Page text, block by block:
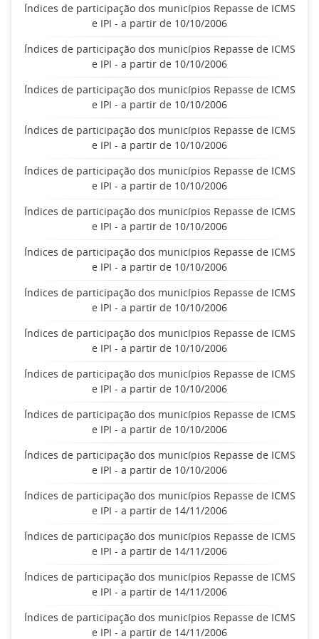
Índices de participação dos municípios Repasse de ICMS
e IPI - a partir de 10/10/2006
Índices de participação dos municípios Repasse de ICMS
e IPI - a partir de 10/10/2006
Índices de participação dos municípios Repasse de ICMS
e IPI - a partir de 10/10/2006
Índices de participação dos municípios Repasse de ICMS
e IPI - a partir de 10/10/2006
Índices de participação dos municípios Repasse de ICMS
e IPI - a partir de 10/10/2006
Índices de participação dos municípios Repasse de ICMS
e IPI - a partir de 10/10/2006
Índices de participação dos municípios Repasse de ICMS
e IPI - a partir de 10/10/2006
Índices de participação dos municípios Repasse de ICMS
e IPI - a partir de 10/10/2006
Índices de participação dos municípios Repasse de ICMS
e IPI - a partir de 10/10/2006
Índices de participação dos municípios Repasse de ICMS
e IPI - a partir de 10/10/2006
Índices de participação dos municípios Repasse de ICMS
e IPI - a partir de 10/10/2006
Índices de participação dos municípios Repasse de ICMS
e IPI - a partir de 10/10/2006
Índices de participação dos municípios Repasse de ICMS
e IPI - a partir de 14/11/2006
Índices de participação dos municípios Repasse de ICMS
e IPI - a partir de 14/11/2006
Índices de participação dos municípios Repasse de ICMS
e IPI - a partir de 14/11/2006
Índices de participação dos municípios Repasse de ICMS
e IPI - a partir de 14/11/2006